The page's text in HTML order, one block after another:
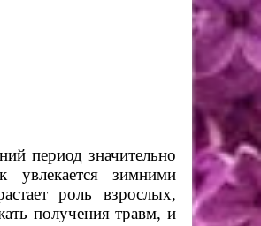
период значительно
увлекается зимними
роль взрослых,
получения травм, и